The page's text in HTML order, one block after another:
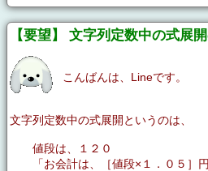
【要望】 文字列定数中の式展
こんばんは、Lineです。
文字列定数中の式展開というのは、
値段は、１２０
「お会計は、［値段×１．０５］円